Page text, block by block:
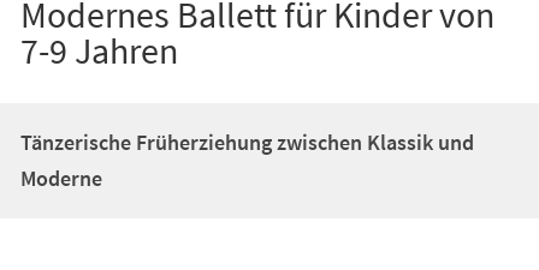
Modernes Ballett für Kinder von
7-9 Jahren
Tänzerische Früherziehung zwischen Klassik und
Moderne